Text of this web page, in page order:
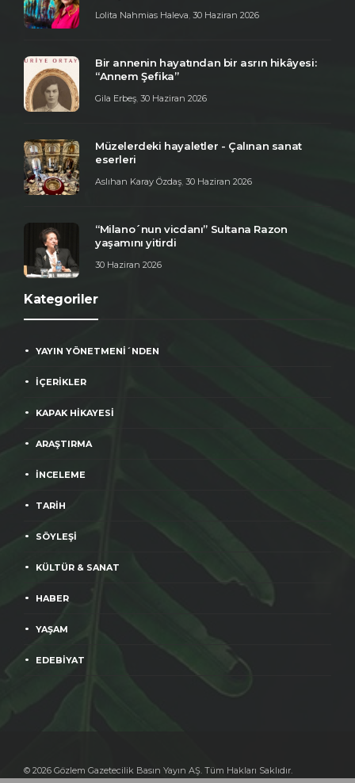
Lolita Nahmias Haleva 30 Haziran 2026
Bir annenin hayatından bir asrın hikâyesi:
“Annem Şefika”
Gila Erbeş 30 Haziran 2026
Müzelerdeki hayaletler - Çalınan sanat
eserleri
Aslıhan Karay Özdaş 30 Haziran 2026
“Milano´nun vicdanı” Sultana Razon
yaşamını yitirdi
30 Haziran 2026
Kategoriler
YAYIN YÖNETMENİ´NDEN
İÇERİKLER
KAPAK HİKAYESİ
ARAŞTIRMA
İNCELEME
TARİH
SÖYLEŞİ
KÜLTÜR & SANAT
HABER
YAŞAM
EDEBİYAT
© 2026 Gözlem Gazetecilik Basın Yayın AŞ. Tüm Hakları Saklıdır.